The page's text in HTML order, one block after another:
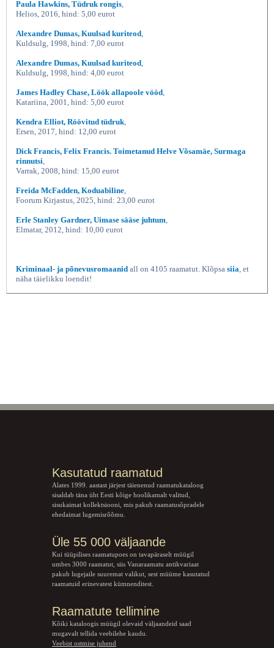
Paula Hawkins, Tüdruk rongis
Helios, 2016, hind: 5,00 eurot
Alexandre Dumas, Kuulsad kuriteod
Kuldsulg, 1998, hind: 7,00 eurot
Alexandre Dumas, Kuulsad kuriteod
Kuldsulg, 1998, hind: 4,00 eurot
James Hadley Chase, Löök allapoole vööd
Katariina, 2001, hind: 5,00 eurot
Kendra Elliot, Röövitud tüdruk
Ersen, 2017, hind: 12,00 eurot
Dick Francis, Felix Francis. Toimetanud Helve Võsamäe, Surmaga
rinnutsi
Varrak, 2008, hind: 15,00 eurot
Freida McFadden, Koduabiline
Foorum Kirjastus, 2025, hind: 23,00 eurot
Erle Stanley Gardner, Uimase sääse juhtum
Elmatar, 2012, hind: 10,00 eurot
Kriminaal- ja põnevusromaanid all on 4105 raamatut. Klõpsa siia , et
näha täielikku loendit!
Kasutatud raamatud
Alates 1999. aastast järjest täienenud raamatukataloog
sisaldab täna üht Eesti kõige hoolikamalt valitud,
sisukaimat kollektsiooni, mis pakub raamatusõpradele
ehedaimat lugemisrõõmu.
Üle 55 000 väljaande
Kui tüüpilises raamatupoes on tavapäraselt müügil
umbes 3000 raamatut, siis Vanaraamatu antikvariaat
pakub lugejaile suuremat valikut, sest müüme kasutatud
raamatuid erinevatest kümnenditest.
Raamatute tellimine
Kõiki kataloogis müügil olevaid väljaandeid saad
mugavalt tellida veebilehe kaudu.
Veebist ostmise juhend